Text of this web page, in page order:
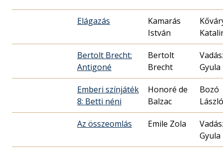
Elágazás
Kamarás
István
Bertolt Brecht:
Antigoné
Bertolt
Brecht
Gyula
Emberi színjáték
8: Betti néni
Honoré de
Balzac
Bozó
László
Az összeomlás Emile Zola
Gyula